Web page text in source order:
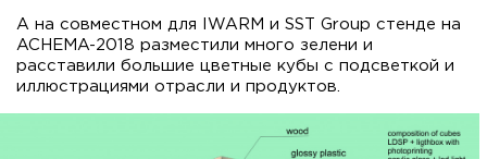
А на совместном для IWARM и SST Group стенде на
ACHEMA-2018 разместили много зелени и
расставили большие цветные кубы с подсветкой и
иллюстрациями отрасли и продуктов.